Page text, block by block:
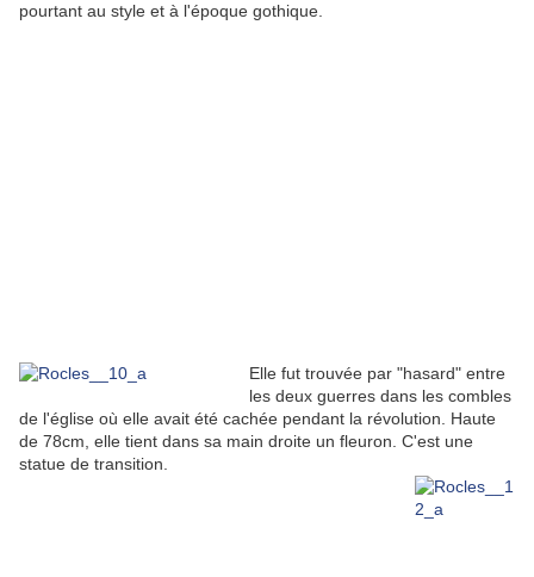
pourtant au style et à l'époque gothique.
Elle fut trouvée par "hasard" entre
les deux guerres dans les combles
de l'église où elle avait été cachée pendant la révolution. Haute
de 78cm, elle tient dans sa main droite un fleuron. C'est une
statue de transition.